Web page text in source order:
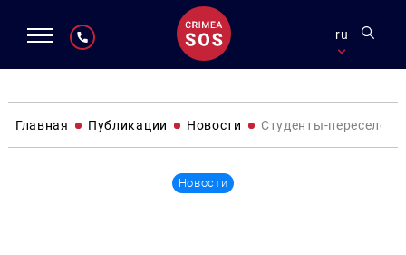
ru
Главная Публикации Новости Студенты-
Новости